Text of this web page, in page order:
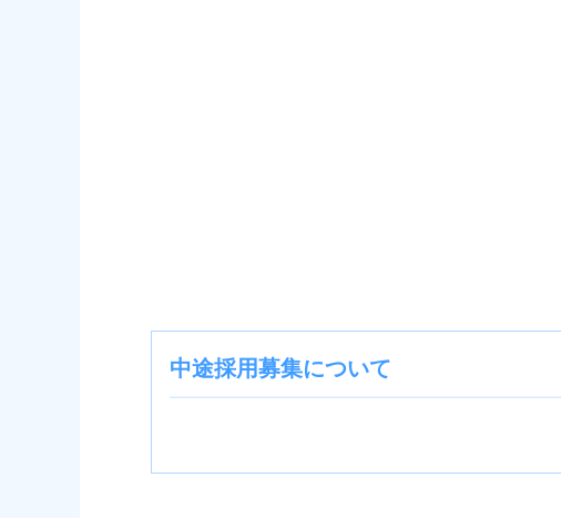
中途採用募集について